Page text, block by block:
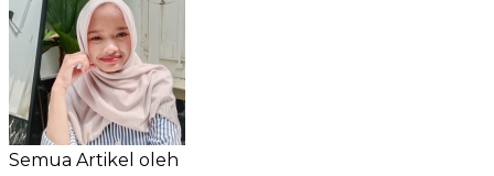
Semua Artikel oleh